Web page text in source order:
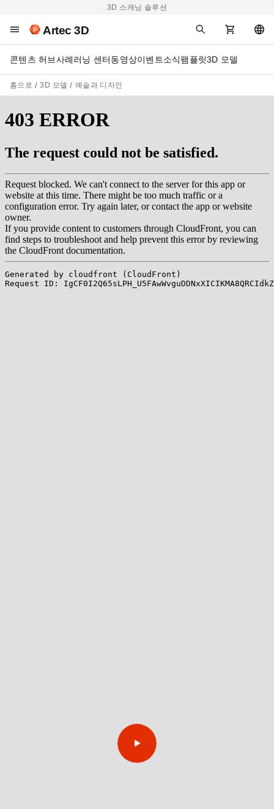
3D 스캐닝 솔루션
Artec 3D
콘텐츠 허브사례러닝 센터동영상이벤트소식팸플릿3D 모델
홈으로 3D 모델 예술과 디자인